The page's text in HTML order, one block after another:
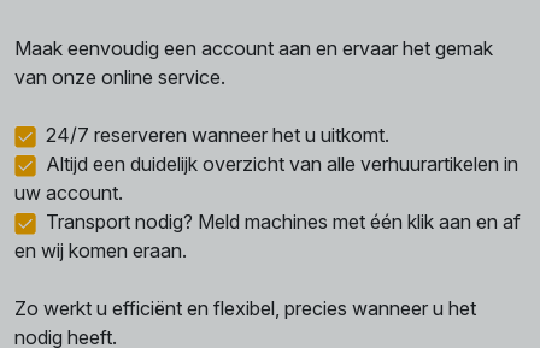
Maak eenvoudig een account aan en ervaar het gemak
van onze online service.
24/7 reserveren wanneer het u uitkomt.
Altijd een duidelijk overzicht van alle verhuurartikelen in
uw account.
Transport nodig? Meld machines met één klik aan en af
en wij komen eraan.
Zo werkt u efficiënt en flexibel, precies wanneer u het
nodig heeft.